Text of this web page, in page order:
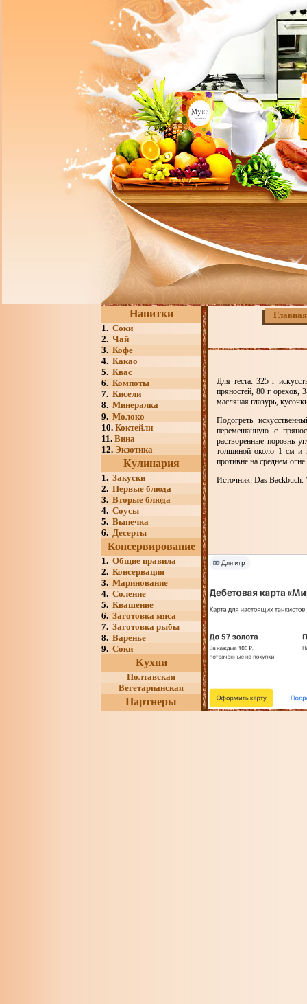
Напитки
1. Соки
2. Чай
3. Кофе
4. Какао
5. Квас
6. Компоты
7. Кисели
8. Минералка
9. Молоко
10. Коктейли
11. Вина
12. Экзотика
Кулинария
1. Закуски
2. Первые блюда
3. Вторые блюда
4. Соусы
5. Выпечка
6. Десерты
Консервирование
1. Общие правила
2. Консервация
3. Маринование
4. Соление
5. Квашение
6. Заготовка мяса
7. Заготовка рыбы
8. Варенье
9. Соки
Кухни
Полтавская
Вегетарианская
Партнеры
Главная
Для теста: 325 г
пряностей, 80 г орехов,
масляная глазурь,
Подогреть
перемешанную с
растворенные порознь
толщиной около 1 см и
противне на среднем
Источник: Das Backbuch.